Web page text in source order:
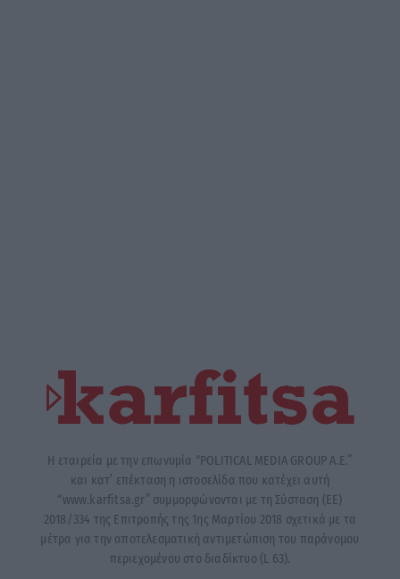
Η εταιρεία με την επωνυμία “POLITICAL MEDIA GROUP A.E.”
και κατ’ επέκταση η ιστοσελίδα που κατέχει αυτή
“www.karfitsa.gr” συμμορφώνονται με τη Σύσταση (ΕΕ)
2018/334 της Επιτροπής της 1ης Μαρτίου 2018 σχετικά με τα
μέτρα για την αποτελεσματική αντιμετώπιση του παράνομου
περιεχομένου στο διαδίκτυο (L 63).